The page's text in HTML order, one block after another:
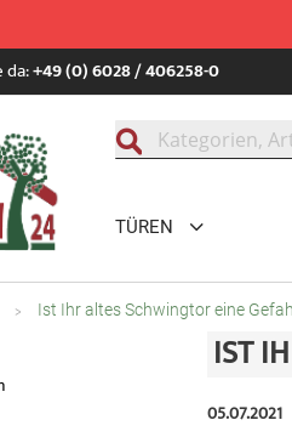
+49 (0) 6028 / 406258-0
TÜREN
Ist Ihr altes Schwingtor eine
IST
05.07.2021